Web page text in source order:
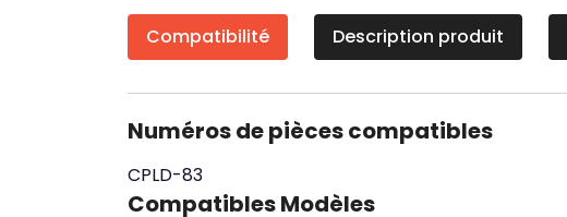
Compatibilité Description produit
Numéros de pièces compatibles
CPLD-83
Compatibles Modèles